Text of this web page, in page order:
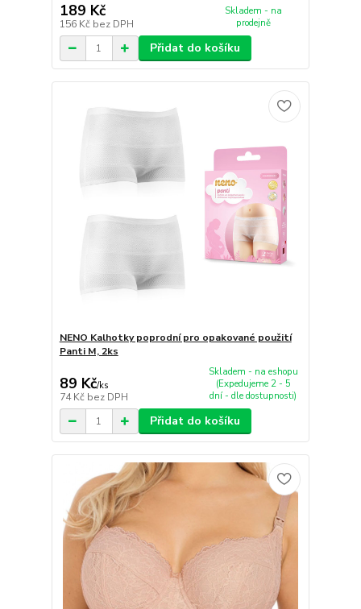
189 Kč
156 Kč bez DPH
Skladem - na
prodejně
Přidat do košíku
NENO Kalhotky poprodní pro opakované použití
Panti M, 2ks
89 Kč/ks
74 Kč bez DPH
Skladem - na eshopu
(Expedujeme 2 - 5
dní - dle dostupnosti)
Přidat do košíku